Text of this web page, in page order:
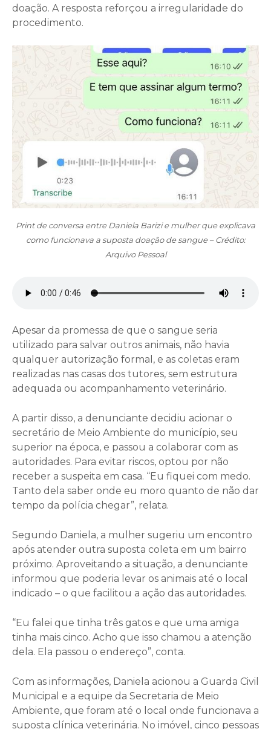
doação. A resposta reforçou a irregularidade do
procedimento.
Print de conversa entre Daniela Barizi e mulher que explicava
como funcionava a suposta doação de sangue – Crédito:
Arquivo Pessoal
Apesar da promessa de que o sangue seria
utilizado para salvar outros animais, não havia
qualquer autorização formal, e as coletas eram
realizadas nas casas dos tutores, sem estrutura
adequada ou acompanhamento veterinário.
A partir disso, a denunciante decidiu acionar o
secretário de Meio Ambiente do município, seu
superior na época, e passou a colaborar com as
autoridades. Para evitar riscos, optou por não
receber a suspeita em casa. “Eu fiquei com medo.
Tanto dela saber onde eu moro quanto de não dar
tempo da polícia chegar”, relata.
Segundo Daniela, a mulher sugeriu um encontro
após atender outra suposta coleta em um bairro
próximo. Aproveitando a situação, a denunciante
informou que poderia levar os animais até o local
indicado – o que facilitou a ação das autoridades.
“Eu falei que tinha três gatos e que uma amiga
tinha mais cinco. Acho que isso chamou a atenção
dela. Ela passou o endereço”, conta.
Com as informações, Daniela acionou a Guarda Civil
Municipal e a equipe da Secretaria de Meio
Ambiente, que foram até o local onde funcionava a
suposta clínica veterinária. No imóvel, cinco pessoas